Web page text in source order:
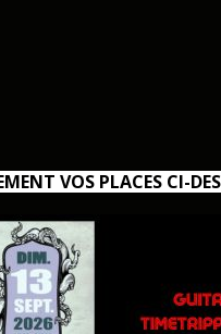
VOS PLACES CI-